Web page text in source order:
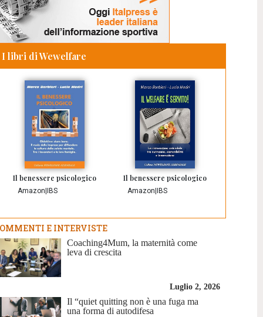
I libri di Wewelfare
Il benessere psicologico
Amazon IBS
Il benessere psicologico
Amazon IBS
E INTERVISTE
Coaching4Mum, la maternità come
leva di crescita
Luglio 2, 2026
Il “quiet quitting non è una fuga ma
una forma di autodifesa